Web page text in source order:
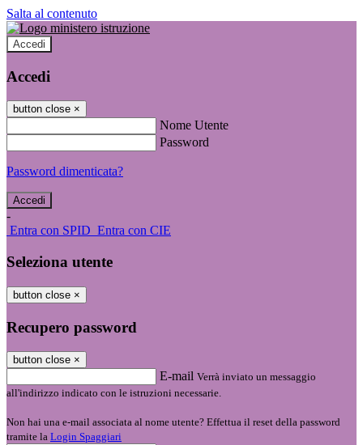
Salta al contenuto
Accedi
Accedi
button close ×
Nome Utente
Password
Password dimenticata?
-
Entra con SPID Entra con CIE
Seleziona utente
button close ×
Recupero password
button close ×
E-mail Verrà inviato un messaggio
all'indirizzo indicato con le istruzioni necessarie.
Non hai una e-mail associata al nome utente? Effettua il reset della password
tramite la Login Spaggiari